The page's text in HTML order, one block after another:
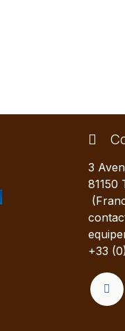
3
81150
+33